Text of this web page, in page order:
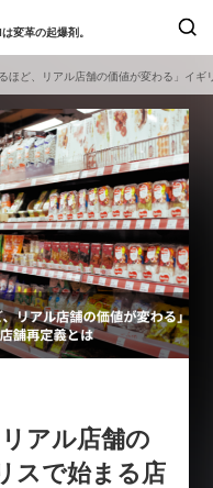
変革の起爆剤。
タビュー
ース
オムニチャネル協会
いて
ミナー
】「イノベーションを
」～投資される事業の
達・巻き込みのリアル
ほど、リアル店舗の価値が変わる」イ
アル店舗の
スで始まる店